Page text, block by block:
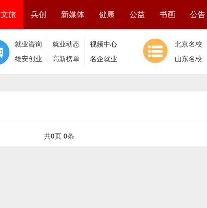
文旅 兵创 新媒体 健康 公益 书画 公告
就业咨询 就业动态
视频中心
雄安创业
高新榜单 名企就业
北京名校
山东名校
共0页 0条